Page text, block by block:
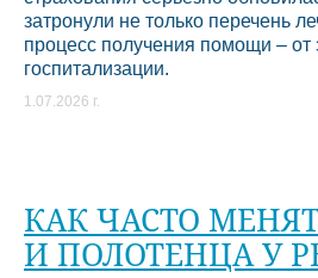
затронули не только перечень
процесс получения помощи – от
госпитализации.
1.07.2026 г.
КАК ЧАСТО
И ПОЛОТЕНЦА У